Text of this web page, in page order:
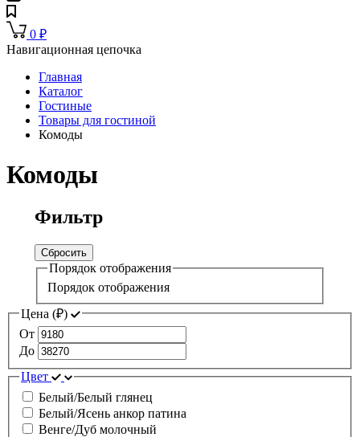
0 ₽
Навигационная цепочка
Главная
Каталог
Гостиные
Товары для гостиной
Комоды
Комоды
Фильтр
Сбросить
Порядок отображения
Порядок отображения
Цена (₽)
От
До
Цвет
Белый/Белый глянец
Белый/Ясень анкор патина
Венге/Дуб молочный